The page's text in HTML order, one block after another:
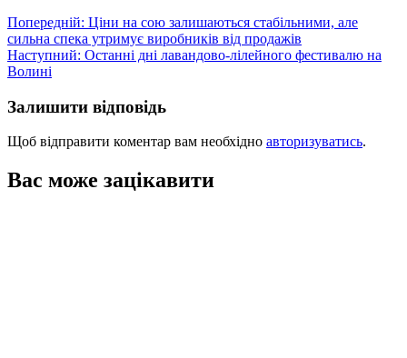
Навігація
записів
Попередній: Ціни на сою залишаються стабільними, але
сильна спека утримує виробників від продажів
Наступний: Останні дні лавандово-лілейного фестивалю на
Волині
Залишити відповідь
Щоб відправити коментар вам необхідно авторизуватись.
Вас може зацікавити